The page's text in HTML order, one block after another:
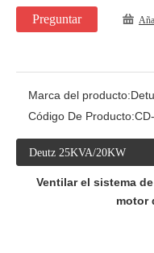
Preguntar
Marca del producto:
Código De Producto:
Deutz 25KVA/20KW
Ventilar el sistema
motor